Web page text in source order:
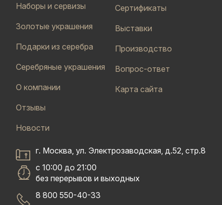
Наборы и сервизы
Золотые украшения
Подарки из серебра
Серебряные украшения
О компании
Отзывы
Новости
Сертификаты
Выставки
Производство
Вопрос-ответ
Карта сайта
г. Москва, ул. Электрозаводская, д.52, стр.8
с 10:00 до 21:00
без перерывов и выходных
8 800 550-40-33